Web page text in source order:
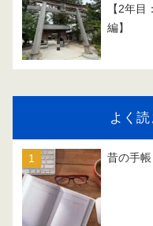
【2年
編】
よく
昔の手